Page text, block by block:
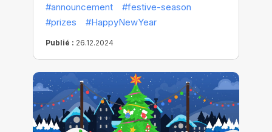
que vous avez collecté vous rapproche
des prix festifs, et ils en valent la peine.
#announcement
#festive-season
#prizes
#HappyNewYear
Publié : 26.12.2024